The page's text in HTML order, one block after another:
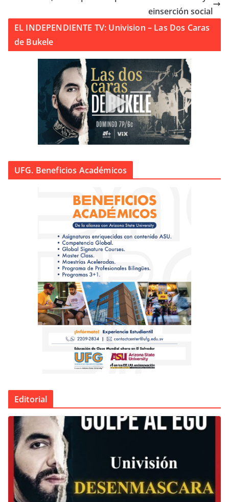
einserción social
EL INDEPENDIENTE TV: Univision – Las Dos Caras
de Bukele
UFG. Beneficios Académicos
Editorial